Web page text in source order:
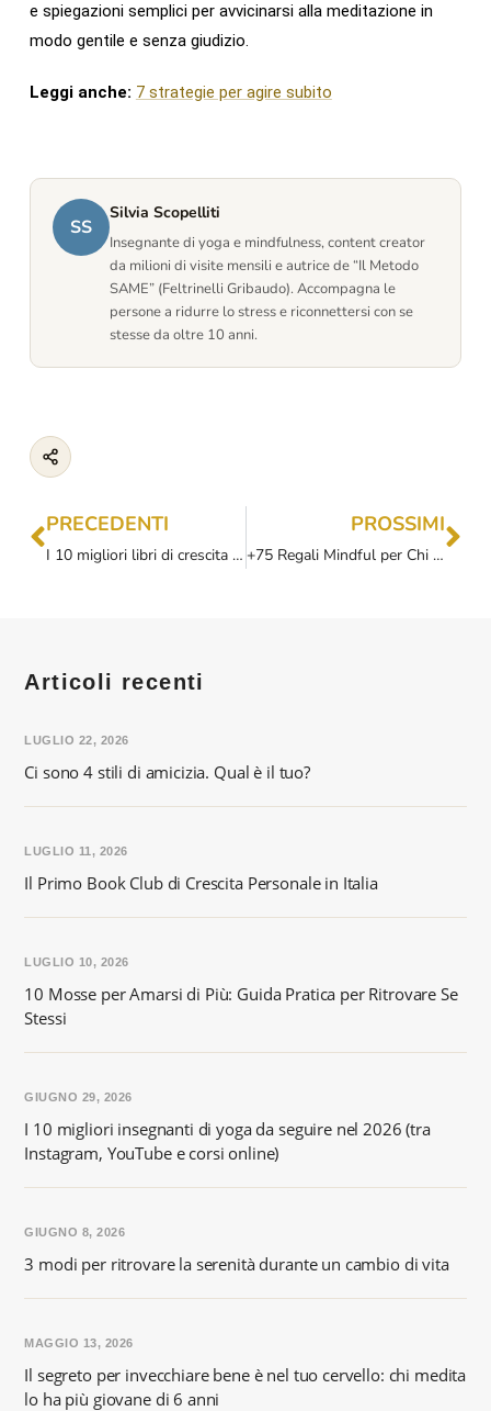
e spiegazioni semplici per avvicinarsi alla meditazione in
modo gentile e senza giudizio.
Leggi anche: 7 strategie per agire subito
SS
Silvia Scopelliti
Insegnante di yoga e mindfulness, content creator
da milioni di visite mensili e autrice de “Il Metodo
SAME” (Feltrinelli Gribaudo). Accompagna le
persone a ridurre lo stress e riconnettersi con se
stesse da oltre 10 anni.
PRECEDENTI
I 10 migliori libri di crescita personale per trasformare la tua vita
PROSSIMI
+75 Regali Mindful per Chi Cerca Più Consapevolezza, Meno Stress o Vivere Meglio
Articoli recenti
Ci sono 4 stili di amicizia. Qual è il tuo?
LUGLIO 22, 2026
Il Primo Book Club di Crescita Personale in Italia
LUGLIO 11, 2026
10 Mosse per Amarsi di Più: Guida Pratica per Ritrovare Se
Stessi
LUGLIO 10, 2026
I 10 migliori insegnanti di yoga da seguire nel 2026 (tra
Instagram, YouTube e corsi online)
GIUGNO 29, 2026
3 modi per ritrovare la serenità durante un cambio di vita
GIUGNO 8, 2026
Il segreto per invecchiare bene è nel tuo cervello: chi medita
lo ha più giovane di 6 anni
MAGGIO 13, 2026